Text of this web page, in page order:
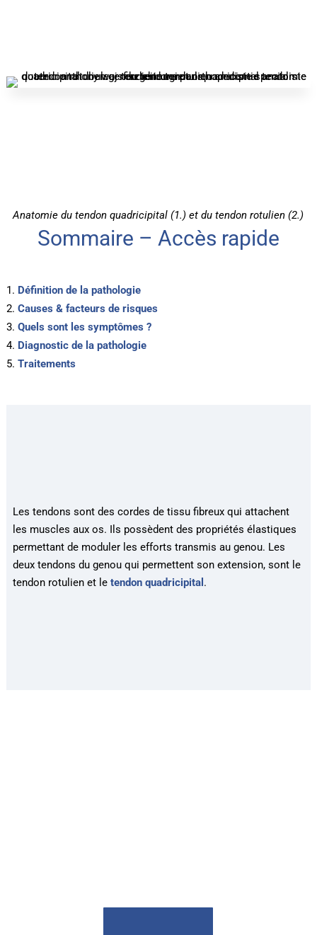
Anatomie du tendon quadricipital (1.) et du tendon rotulien (2.)
Sommaire – Accès rapide
Définition de la pathologie
Causes & facteurs de risques
Quels sont les symptômes ?
Diagnostic de la pathologie
Traitements
Les tendons sont des cordes de tissu fibreux qui attachent
les muscles aux os. Ils possèdent des propriétés élastiques
permettant de moduler les efforts transmis au genou. Les
deux tendons du genou qui permettent son extension, sont le
tendon rotulien et le tendon quadricipital .